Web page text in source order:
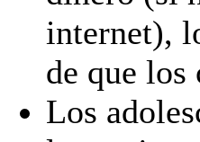
internet),
de que
Los